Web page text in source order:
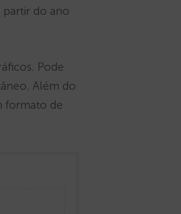
partir do ano
Pode
Além do
formato de